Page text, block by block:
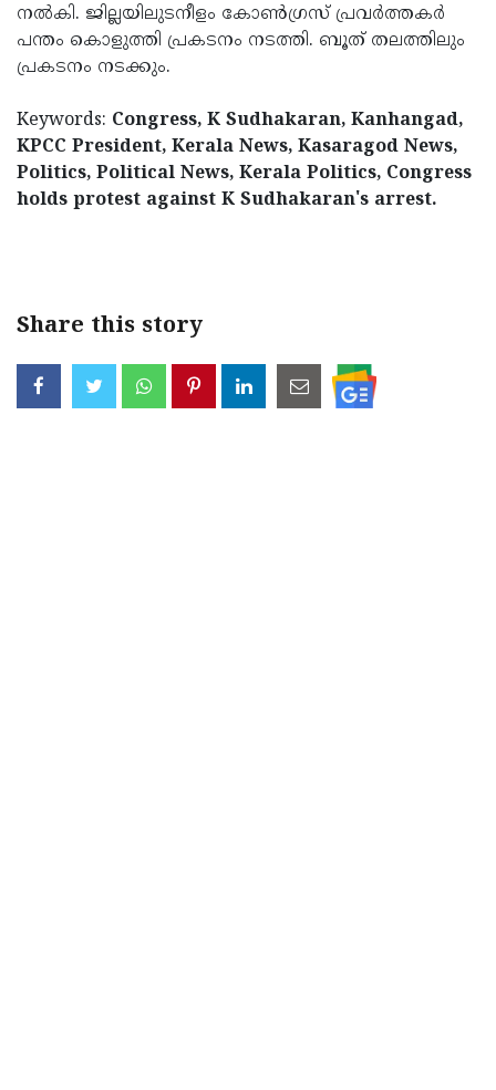
നല്‍കി. ജില്ലയിലുടനീളം കോണ്‍ഗ്രസ് പ്രവര്‍ത്തകര്‍
പന്തം കൊളുത്തി പ്രകടനം നടത്തി. ബൂത് തലത്തിലും
പ്രകടനം നടക്കും.
Keywords: Congress, K Sudhakaran, Kanhangad,
KPCC President, Kerala News, Kasaragod News,
Politics, Political News, Kerala Politics, Congress
holds protest against K Sudhakaran's arrest.
Share this story